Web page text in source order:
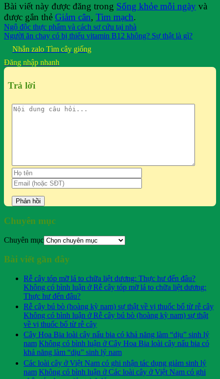
Bài viết này được đăng trong Sống khỏe mỗi ngày và
được gắn thẻ Giảm cân, Tim mạch.
Ngộ độc thực phẩm và cách sơ cứu tại nhà
Người ăn chay có bị thiếu vitamin B12 không? Sự thật là gì?
Nhắn zalo Tìm cây giống
Đăng nhập nhanh
Trả lời
Chuyên mục
Chuyên mục
Bài viết gần đây
Rễ cây tóp mỡ lá to chữa liệt dương: Thực hư đến đâu?
Không có bình luận ở Rễ cây tóp mỡ lá to chữa liệt dương:
Thực hư đến đâu?
Rễ cây bú bò (hoàng kỳ nam) sự thật về vị thuốc bổ từ rễ cây
Không có bình luận ở Rễ cây bú bò (hoàng kỳ nam) sự thật
về vị thuốc bổ từ rễ cây
Cây Hoa Bia loài cây nấu bia có khả năng làm “dịu” sinh lý
nam Không có bình luận ở Cây Hoa Bia loài cây nấu bia có
khả năng làm “dịu” sinh lý nam
Các loài cây ở Việt Nam có ghi nhận tác dụng giảm sinh lý
nam Không có bình luận ở Các loài cây ở Việt Nam có ghi